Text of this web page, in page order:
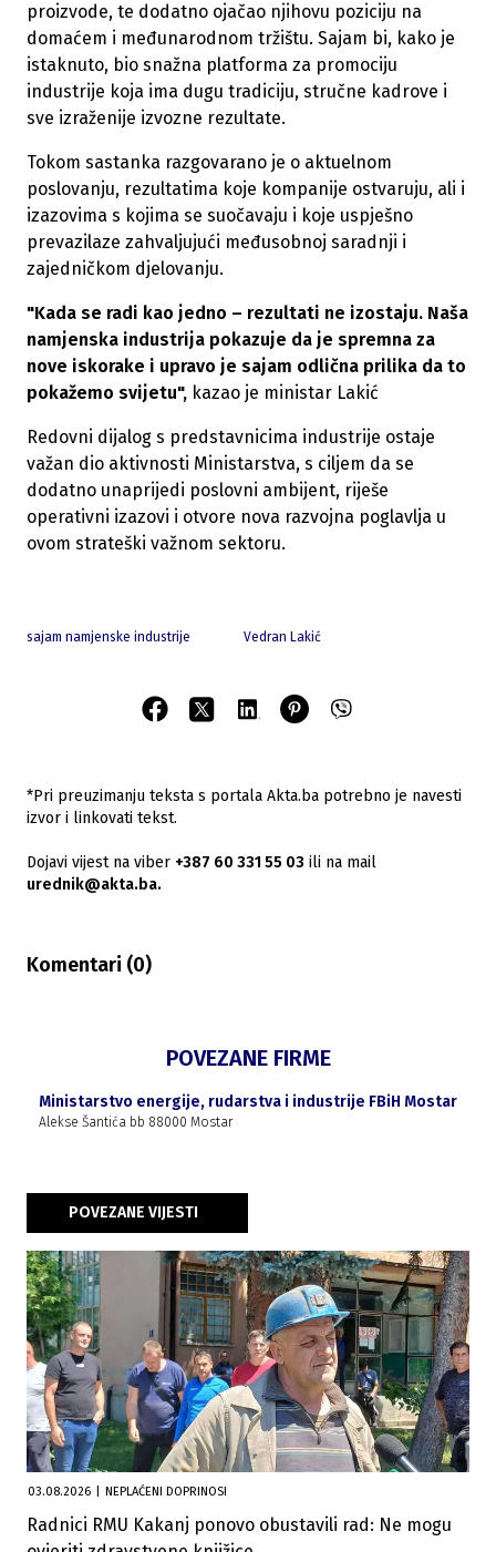
proizvode, te dodatno ojačao njihovu poziciju na
domaćem i međunarodnom tržištu. Sajam bi, kako je
istaknuto, bio snažna platforma za promociju
industrije koja ima dugu tradiciju, stručne kadrove i
sve izraženije izvozne rezultate.
Tokom sastanka razgovarano je o aktuelnom
poslovanju, rezultatima koje kompanije ostvaruju, ali i
izazovima s kojima se suočavaju i koje uspješno
prevazilaze zahvaljujući međusobnoj saradnji i
zajedničkom djelovanju.
"Kada se radi kao jedno – rezultati ne izostaju. Naša
namjenska industrija pokazuje da je spremna za
nove iskorake i upravo je sajam odlična prilika da to
pokažemo svijetu", kazao je ministar Lakić
Redovni dijalog s predstavnicima industrije ostaje
važan dio aktivnosti Ministarstva, s ciljem da se
dodatno unaprijedi poslovni ambijent, riješe
operativni izazovi i otvore nova razvojna poglavlja u
ovom strateški važnom sektoru.
sajam namjenske industrije Vedran Lakić
*Pri preuzimanju teksta s portala Akta.ba potrebno je navesti
izvor i linkovati tekst.
Dojavi vijest na viber +387 60 331 55 03 ili na mail
urednik@akta.ba.
Komentari (0)
POVEZANE FIRME
Ministarstvo energije, rudarstva i industrije FBiH Mostar
Alekse Šantića bb 88000 Mostar
POVEZANE VIJESTI
03.08.2026 NEPLAĆENI DOPRINOSI
Radnici RMU Kakanj ponovo obustavili rad: Ne mogu